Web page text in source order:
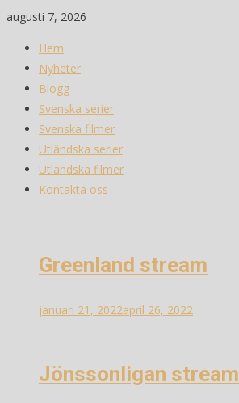
Skip
content
augusti 7, 2026
Hem
Nyheter
Blogg
Svenska serier
Svenska filmer
Utländska serier
Utländska filmer
Kontakta oss
Greenland stream
januari 21, 2022april 26, 2022
Jönssonligan stream